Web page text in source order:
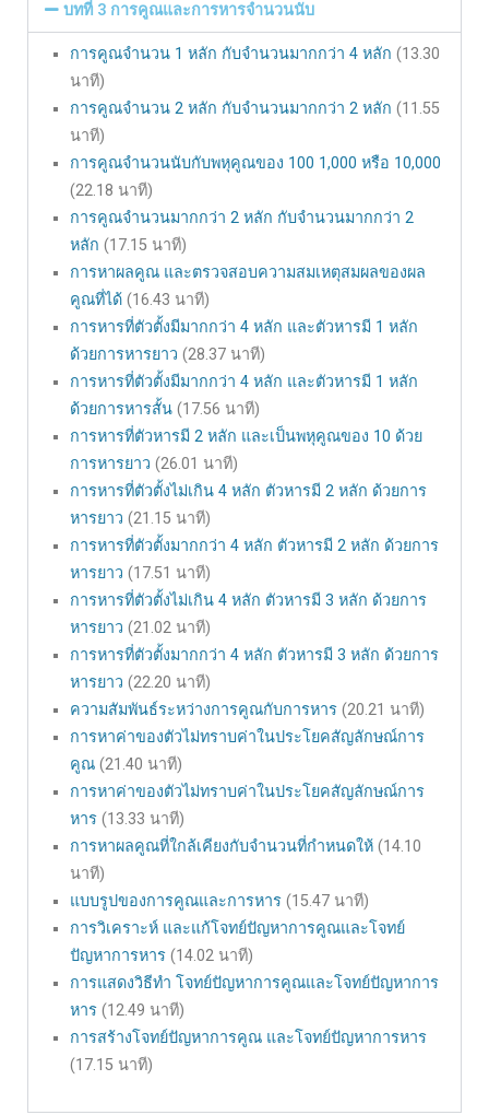
บทที่ 3 การคูณและการหารจำนวนนับ
การคูณจำนวน 1 หลัก กับจำนวนมากกว่า 4 หลัก (13.30
นาที)
การคูณจำนวน 2 หลัก กับจำนวนมากกว่า 2 หลัก (11.55
นาที)
การคูณจำนวนนับกับพหุคูณของ 100 1,000 หรือ 10,000
(22.18 นาที)
การคูณจำนวนมากกว่า 2 หลัก กับจำนวนมากกว่า 2
หลัก (17.15 นาที)
การหาผลคูณ และตรวจสอบความสมเหตุสมผลของผล
คูณที่ได้ (16.43 นาที)
การหารที่ตัวตั้งมีมากกว่า 4 หลัก และตัวหารมี 1 หลัก
ด้วยการหารยาว (28.37 นาที)
การหารที่ตัวตั้งมีมากกว่า 4 หลัก และตัวหารมี 1 หลัก
ด้วยการหารสั้น (17.56 นาที)
การหารที่ตัวหารมี 2 หลัก และเป็นพหุคูณของ 10 ด้วย
การหารยาว (26.01 นาที)
การหารที่ตัวตั้งไม่เกิน 4 หลัก ตัวหารมี 2 หลัก ด้วยการ
หารยาว (21.15 นาที)
การหารที่ตัวตั้งมากกว่า 4 หลัก ตัวหารมี 2 หลัก ด้วยการ
หารยาว(17.51 นาที)
การหารที่ตัวตั้งไม่เกิน 4 หลัก ตัวหารมี 3 หลัก ด้วยการ
หารยาว (21.02 นาที)
การหารที่ตัวตั้งมากกว่า 4 หลัก ตัวหารมี 3 หลัก ด้วยการ
หารยาว (22.20 นาที)
ความสัมพันธ์ระหว่างการคูณกับการหาร (20.21 นาที)
การหาค่าของตัวไม่ทราบค่าในประโยคสัญลักษณ์การ
คูณ (21.40 นาที)
การหาค่าของตัวไม่ทราบค่าในประโยคสัญลักษณ์การ
หาร (13.33 นาที)
การหาผลคูณที่ใกล้เคียงกับจำนวนที่กำหนดให้ (14.10
นาที)
แบบรูปของการคูณและการหาร (15.47 นาที)
การวิเคราะห์ และแก้โจทย์ปัญหาการคูณและโจทย์
ปัญหาการหาร (14.02 นาที)
การแสดงวิธีทำ โจทย์ปัญหาการคูณและโจทย์ปัญหาการ
หาร (12.49 นาที)
การสร้างโจทย์ปัญหาการคูณ และโจทย์ปัญหาการหาร
(17.15 นาที)